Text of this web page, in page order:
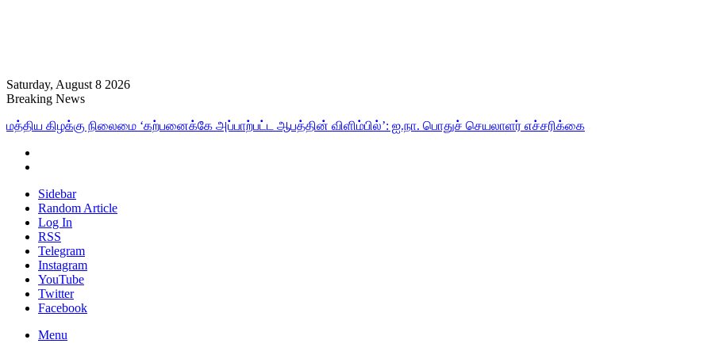
Saturday, August 8 2026
Breaking News
மத்திய கிழக்கு நிலைமை ‘கற்பனைக்கே அப்பாற்பட்ட ஆபத்தின் விளிம்பில்’: ஐ.நா. பொதுச் செயலாளர் எச்சரிக்கை
Sidebar
Random Article
Log In
RSS
Telegram
Instagram
YouTube
Twitter
Facebook
Menu